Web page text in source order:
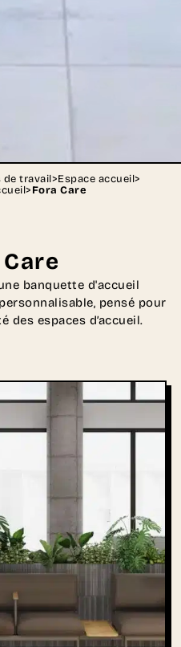
de travail>Espace accueil>
>Fora Care
banquette d'accueil
pensé pour
espaces d’accueil.